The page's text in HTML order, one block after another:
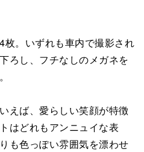
。いずれも車内で撮影され
ろし、フチなしのメガネを
えば、愛らしい笑顔が特徴
はどれもアンニュイな表
も色っぽい雰囲気を漂わせ